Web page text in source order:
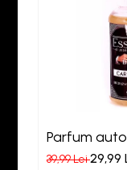
Parfum
Essenza
39,99 Lei29,99